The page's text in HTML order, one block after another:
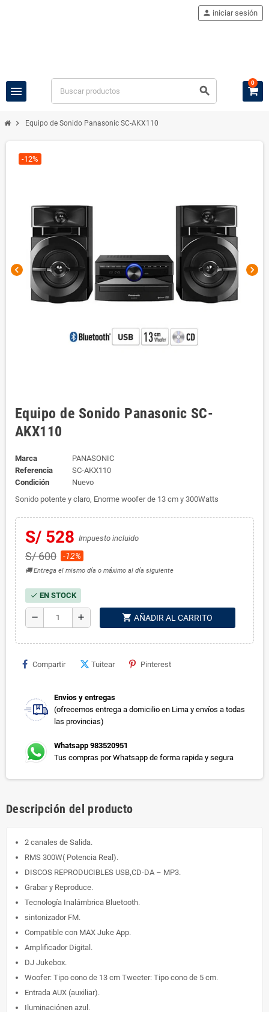
menu search
person iniciar sesión
0
chevron_right Equipo de Sonido Panasonic SC-AKX110
chevron_left chevron_right
-12%
Equipo de Sonido Panasonic SC-
AKX110
Marca
PANASONIC
Referencia
SC-AKX110
Condición
Nuevo
Sonido potente y claro, Enorme woofer de 13 cm y 300Watts
S/ 528 Impuesto incluido
S/ 600 -12%
🚚 Entrega el mismo día o máximo al día siguiente
check EN STOCK
remove add shopping_cart AÑADIR AL CARRITO
Compartir Tuitear Pinterest
Envios y entregas
(ofrecemos entrega a domicilio en Lima y envíos a todas
las provincias)
Whatsapp 983520951
Tus compras por Whatsapp de forma rapida y segura
Descripción del producto
2 canales de Salida.
RMS 300W( Potencia Real).
DISCOS REPRODUCIBLES USB,CD-DA – MP3.
Grabar y Reproduce.
Tecnología Inalámbrica Bluetooth.
sintonizador FM.
Compatible con MAX Juke App.
Amplificador Digital.
DJ Jukebox.
Woofer: Tipo cono de 13 cm Tweeter: Tipo cono de 5 cm.
Entrada AUX (auxiliar).
Iluminaciónen azul.